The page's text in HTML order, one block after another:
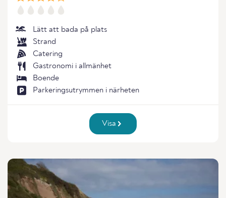
Lätt att bada på plats
Strand
Catering
Gastronomi i allmänhet
Boende
Parkeringsutrymmen i närheten
Visa